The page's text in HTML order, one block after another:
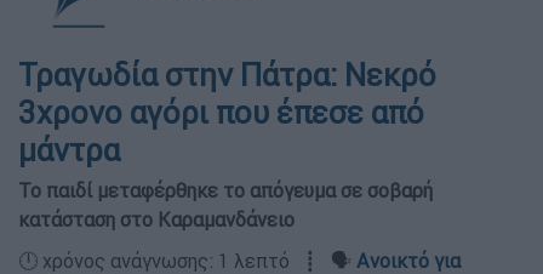
Τραγωδία στην Πάτρα: Νεκρό
3χρονο αγόρι που έπεσε από
μάντρα
Το παιδί μεταφέρθηκε το απόγευμα σε σοβαρή
κατάσταση στο Καραμανδάνειο
🕛 χρόνος ανάγνωσης: 1 λεπτό ┋ 🗣️ Ανοικτό για